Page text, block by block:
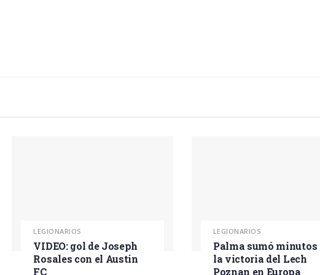
LEGIONARIOS
VIDEO: gol de Joseph
Rosales con el Austin
FC
LEGIONARIOS
Palma sumó minutos
la victoria del Lech
Poznan en Europa